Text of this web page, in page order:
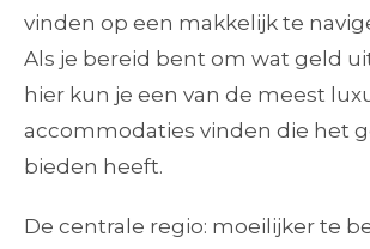
vinden op een makkelijk te
Als je bereid bent om wat geld
hier kun je een van de meest
accommodaties vinden die het
bieden heeft.
De centrale regio: moeilijker te